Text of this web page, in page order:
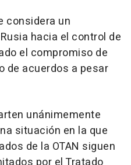
considera un
hacia el control de
el compromiso de
de acuerdos a pesar
unánimemente
situación en la que
de la OTAN siguen